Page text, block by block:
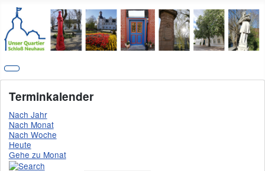
Terminkalender
Nach Jahr
Nach Monat
Nach Woche
Heute
Gehe zu Monat